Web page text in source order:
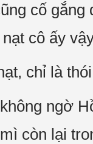
cố
cô ấy
chỉ là
ngờ
còn lại